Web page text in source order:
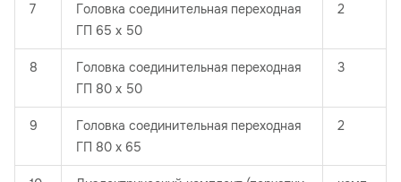
7
Головка соединительная переходная
ГП 65 х 50
2
8
Головка соединительная переходная
ГП 80 х 50
3
9
Головка соединительная переходная
ГП 80 х 65
2